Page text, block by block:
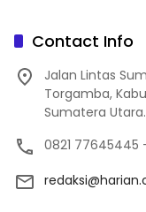
Contact Info
Jalan Lintas
Torgamba,
Sumatera Utara.
0821 77645445